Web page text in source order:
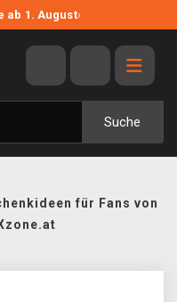
ab 1. August›
Suche
für Fans von